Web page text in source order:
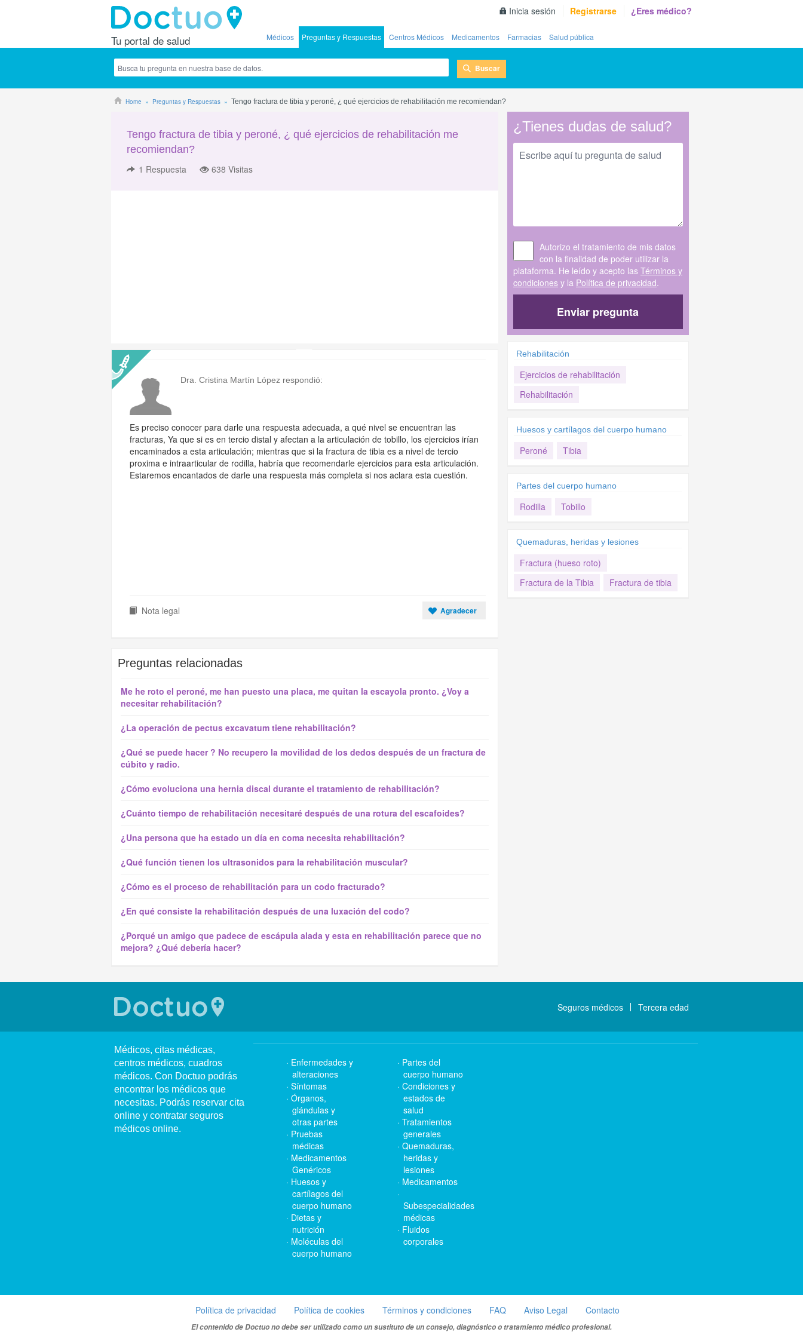
Tu portal de salud
Inicia sesión Registrarse ¿Eres médico?
Médicos Preguntas y Respuestas Centros Médicos Medicamentos Farmacias Salud pública
Buscar
Home Preguntas y Respuestas Tengo fractura de tibia y peroné, ¿ qué ejercicios de rehabilitación me recomiendan?
Tengo fractura de tibia y peroné, ¿ qué ejercicios de rehabilitación me
recomiendan?
1 Respuesta 638 Visitas
Dra. Cristina Martín López respondió:
Es preciso conocer para darle una respuesta adecuada, a qué nivel se encuentran las
fracturas, Ya que si es en tercio distal y afectan a la articulación de tobillo, los ejercicios irían
encaminados a esta articulación; mientras que si la fractura de tibia es a nivel de tercio
proxima e intraarticular de rodilla, habría que recomendarle ejercicios para esta articulación.
Estaremos encantados de darle una respuesta más completa si nos aclara esta cuestión.
Nota legal Agradecer
Preguntas relacionadas
Me he roto el peroné, me han puesto una placa, me quitan la escayola pronto. ¿Voy a
necesitar rehabilitación?
¿La operación de pectus excavatum tiene rehabilitación?
¿Qué se puede hacer ? No recupero la movilidad de los dedos después de un fractura de
cúbito y radio.
¿Cómo evoluciona una hernia discal durante el tratamiento de rehabilitación?
¿Cuánto tiempo de rehabilitación necesitaré después de una rotura del escafoides?
¿Una persona que ha estado un día en coma necesita rehabilitación?
¿Qué función tienen los ultrasonidos para la rehabilitación muscular?
¿Cómo es el proceso de rehabilitación para un codo fracturado?
¿En qué consiste la rehabilitación después de una luxación del codo?
¿Porqué un amigo que padece de escápula alada y esta en rehabilitación parece que no
mejora? ¿Qué debería hacer?
¿Tienes dudas de salud?
Autorizo el tratamiento de mis datos
con la finalidad de poder utilizar la
plataforma. He leído y acepto las Términos y
condicionesy la Política de privacidad.
Enviar pregunta
Rehabilitación
Ejercicios de rehabilitación
Rehabilitación
Huesos y cartílagos del cuerpo humano
Peroné Tibia
Partes del cuerpo humano
Rodilla Tobillo
Quemaduras, heridas y lesiones
Fractura (hueso roto)
Fractura de la Tibia
Fractura de tibia
Seguros médicos Tercera edad
Médicos, citas médicas,
centros médicos, cuadros
médicos. Con Doctuo podrás
encontrar los médicos que
necesitas. Podrás reservar cita
online y contratar seguros
médicos online.
Enfermedades y
alteraciones
Síntomas
Órganos,
glándulas y
otras partes
Pruebas
médicas
Medicamentos
Genéricos
Huesos y
cartílagos del
cuerpo humano
Dietas y
nutrición
Moléculas del
cuerpo humano
Partes del
cuerpo humano
Condiciones y
estados de
salud
Tratamientos
generales
Quemaduras,
heridas y
lesiones
Medicamentos
Subespecialidades
médicas
Fluidos
corporales
Política de privacidad Política de cookies Términos y condiciones FAQ Aviso Legal Contacto
El contenido de Doctuo no debe ser utilizado como un sustituto de un consejo, diagnóstico o tratamiento médico profesional.